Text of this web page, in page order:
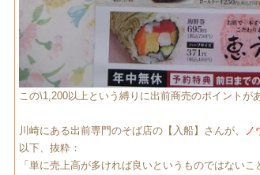
この\1,200以上という縛りに出前商売のポイントが
川崎にある出前専門のそば店の【入船】さんが、
以下、抜粋：
「単に売上高が多ければ良いというものではない